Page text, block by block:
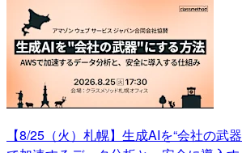
【8/25（火）札幌】生成AIを“会社の武